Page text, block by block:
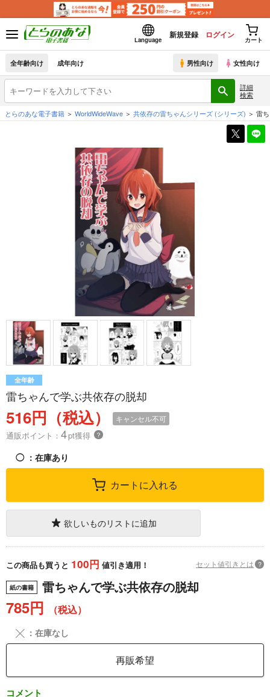
Language
新規登録 ログイン
カート
全年齢向け 成年向け 男性向け 女性向け
詳細
検索
とらのあな電子書籍
WorldWideWave 共依存の雷ちゃんシリーズ (シリーズ) 雷
全年齢
雷ちゃんで学ぶ共依存の脱却
516円（税込） キャンセル不可
通販ポイント： 4pt獲得 ？
◯ ：在庫あり
カートに入れる
欲しいものリストに追加
この商品も買うと 100円 値引き適用！ セット値引きとは ?
紙の書籍 雷ちゃんで学ぶ共依存の脱却
785円 （税込）
╳ ：在庫なし
再販希望
コメント